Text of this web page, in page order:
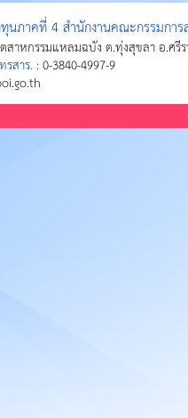
นภาคที่ 4 สำนักงานคณะกรรมการ
าหกรรมแหลมฉบัง ต.ทุ่งสุขลา อ.ศรี
รสาร. :0-3840-4997-9